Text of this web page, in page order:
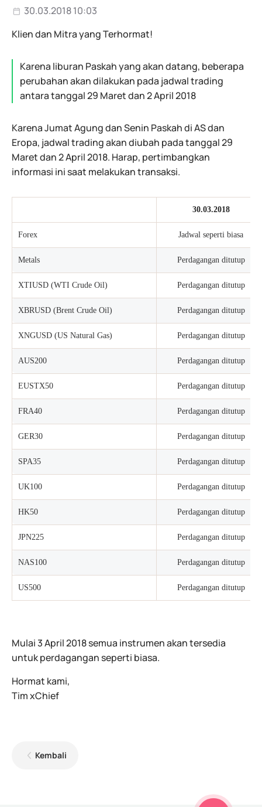
30.03.2018 10:03
Klien dan Mitra yang Terhormat!
Karena liburan Paskah yang akan datang, beberapa
perubahan akan dilakukan pada jadwal trading
antara tanggal 29 Maret dan 2 April 2018
Karena Jumat Agung dan Senin Paskah di AS dan
Eropa, jadwal trading akan diubah pada tanggal 29
Maret dan 2 April 2018. Harap, pertimbangkan
informasi ini saat melakukan transaksi.
30.03.2018
Forex Jadwal seperti biasa
Metals Perdagangan ditutup
XTIUSD (WTI Crude Oil) Perdagangan ditutup
XBRUSD (Brent Crude Oil) Perdagangan ditutup
XNGUSD (US Natural Gas) Perdagangan ditutup
AUS200 Perdagangan ditutup
EUSTX50 Perdagangan ditutup
FRA40 Perdagangan ditutup
GER30 Perdagangan ditutup
SPA35 Perdagangan ditutup
UK100 Perdagangan ditutup
HK50 Perdagangan ditutup
JPN225 Perdagangan ditutup
NAS100 Perdagangan ditutup
US500 Perdagangan ditutup
Mulai 3 April 2018 semua instrumen akan tersedia
untuk perdagangan seperti biasa.
Hormat kami,
Tim xChief
Kembali